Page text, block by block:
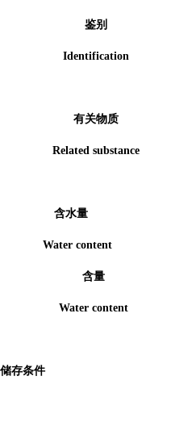
鉴别
Identification
有关物质
Related substance
含水量
Water content
含量
Water content
储存条件